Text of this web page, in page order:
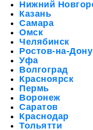
Нижний
Казань
Самара
Омск
Челябинск
Ростов-на-Дону
Уфа
Волгоград
Красноярск
Пермь
Воронеж
Саратов
Краснодар
Тольятти